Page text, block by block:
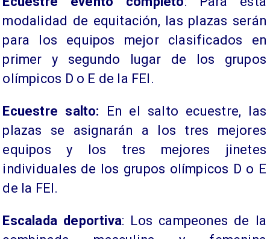
modalidad de equitación, las plazas serán
para los equipos mejor clasificados en
primer y segundo lugar de los grupos
olímpicos D o E de la FEI.
Ecuestre salto: En el salto ecuestre, las
plazas se asignarán a los tres mejores
equipos y los tres mejores jinetes
individuales de los grupos olímpicos D o E
de la FEI.
Escalada deportiva: Los campeones de la